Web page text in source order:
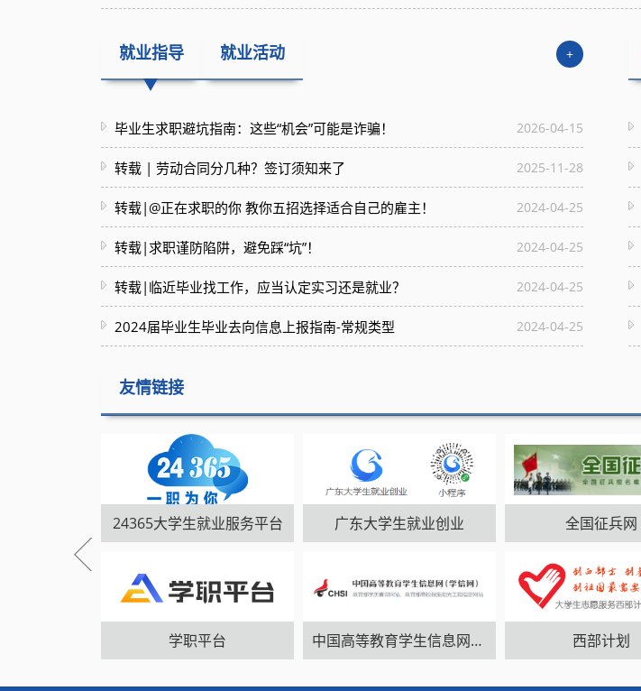
就业指导 就业活动 +
毕业生求职避坑指南：这些“机会”可能是诈骗！ 2026-04-15
转载 | 劳动合同分几种？签订须知来了 2025-11-28
转载|@正在求职的你 教你五招选择适合自己的雇主！ 2024-04-25
转载|求职谨防陷阱，避免踩“坑”！ 2024-04-25
转载|临近毕业找工作，应当认定实习还是就业？ 2024-04-25
2024届毕业生毕业去向信息上报指南-常规类型 2024-04-25
友情链接
24365大学生就业服务平台
学职平台
广东大学生就业创业
中国高等教育学生信息网（学信网）
全国征兵网
西部计划